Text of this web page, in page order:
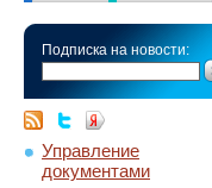
Подписка на новости:
Управление
документами